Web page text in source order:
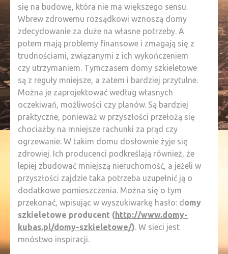
się na budowę, która nie ma większego sensu.
Wbrew zdrowemu rozsądkowi wznoszą domy
zdecydowanie za duże na własne potrzeby. A
potem mają problemy finansowe i zmagają się z
trudnościami, związanymi z ich wykończeniem
czy utrzymaniem. Tymczasem domy szkieletowe
są z reguły mniejsze, a zatem i bardziej przytulne.
Można je zaprojektować według własnych
oczekiwań, możliwości czy planów. Są bardziej
praktyczne, ponieważ w przyszłości przełożą się
chociażby na mniejsze rachunki za prąd czy
ogrzewanie. W takim domu dosłownie żyje się
zdrowiej. Ich producenci podkreślają również, że
lepiej zbudować mniejszą nieruchomość, a jeżeli w
przyszłości zajdzie taka potrzeba uzupełnić ją o
dodatkowe pomieszczenia. Można się o tym
przekonać, wpisując w wyszukiwarkę hasło: d omy
szkieletowe producent (http://www.domy-
kubas.pl/domy-szkieletowe/). W sieci jest
mnóstwo inspiracji.